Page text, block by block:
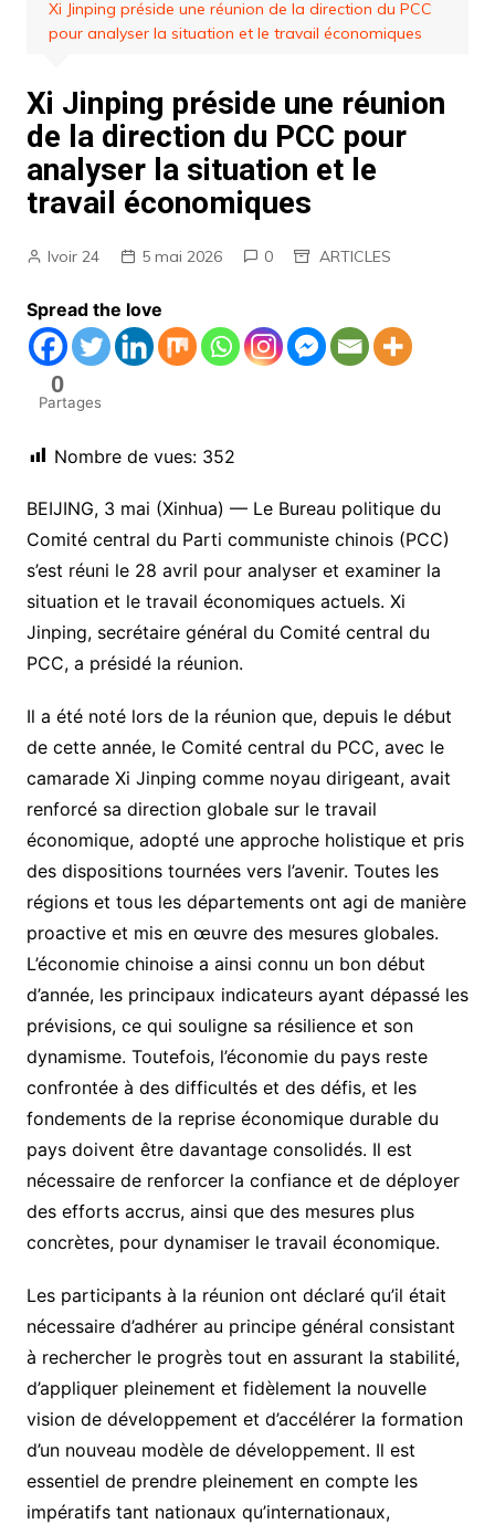
Xi Jinping préside une réunion de la direction du PCC
pour analyser la situation et le travail économiques
Xi Jinping préside une réunion
de la direction du PCC pour
analyser la situation et le
travail économiques
Ivoir 24 5 mai 2026 0 ARTICLES
Spread the love
0
Partages
Nombre de vues: 352
BEIJING, 3 mai (Xinhua) — Le Bureau politique du
Comité central du Parti communiste chinois (PCC)
s’est réuni le 28 avril pour analyser et examiner la
situation et le travail économiques actuels. Xi
Jinping, secrétaire général du Comité central du
PCC, a présidé la réunion.
Il a été noté lors de la réunion que, depuis le début
de cette année, le Comité central du PCC, avec le
camarade Xi Jinping comme noyau dirigeant, avait
renforcé sa direction globale sur le travail
économique, adopté une approche holistique et pris
des dispositions tournées vers l’avenir. Toutes les
régions et tous les départements ont agi de manière
proactive et mis en œuvre des mesures globales.
L’économie chinoise a ainsi connu un bon début
d’année, les principaux indicateurs ayant dépassé les
prévisions, ce qui souligne sa résilience et son
dynamisme. Toutefois, l’économie du pays reste
confrontée à des difficultés et des défis, et les
fondements de la reprise économique durable du
pays doivent être davantage consolidés. Il est
nécessaire de renforcer la confiance et de déployer
des efforts accrus, ainsi que des mesures plus
concrètes, pour dynamiser le travail économique.
Les participants à la réunion ont déclaré qu’il était
nécessaire d’adhérer au principe général consistant
à rechercher le progrès tout en assurant la stabilité,
d’appliquer pleinement et fidèlement la nouvelle
vision de développement et d’accélérer la formation
d’un nouveau modèle de développement. Il est
essentiel de prendre pleinement en compte les
impératifs tant nationaux qu’internationaux,